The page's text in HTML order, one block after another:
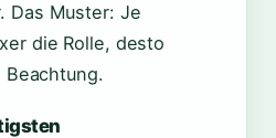
Das Muster: Je
die Rolle, desto